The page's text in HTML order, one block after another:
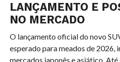
LANÇAMENTO E
NO MERCADO
O lançamento oficial do novo
esperado para meados de 2026,
mercados japonês e asiático. Até